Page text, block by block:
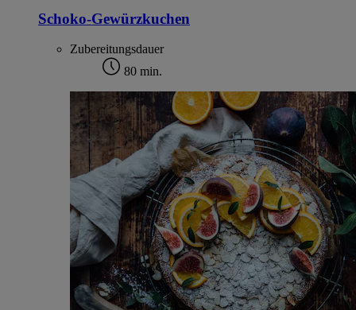
Schoko-Gewürzkuchen
Zubereitungsdauer
80 min.